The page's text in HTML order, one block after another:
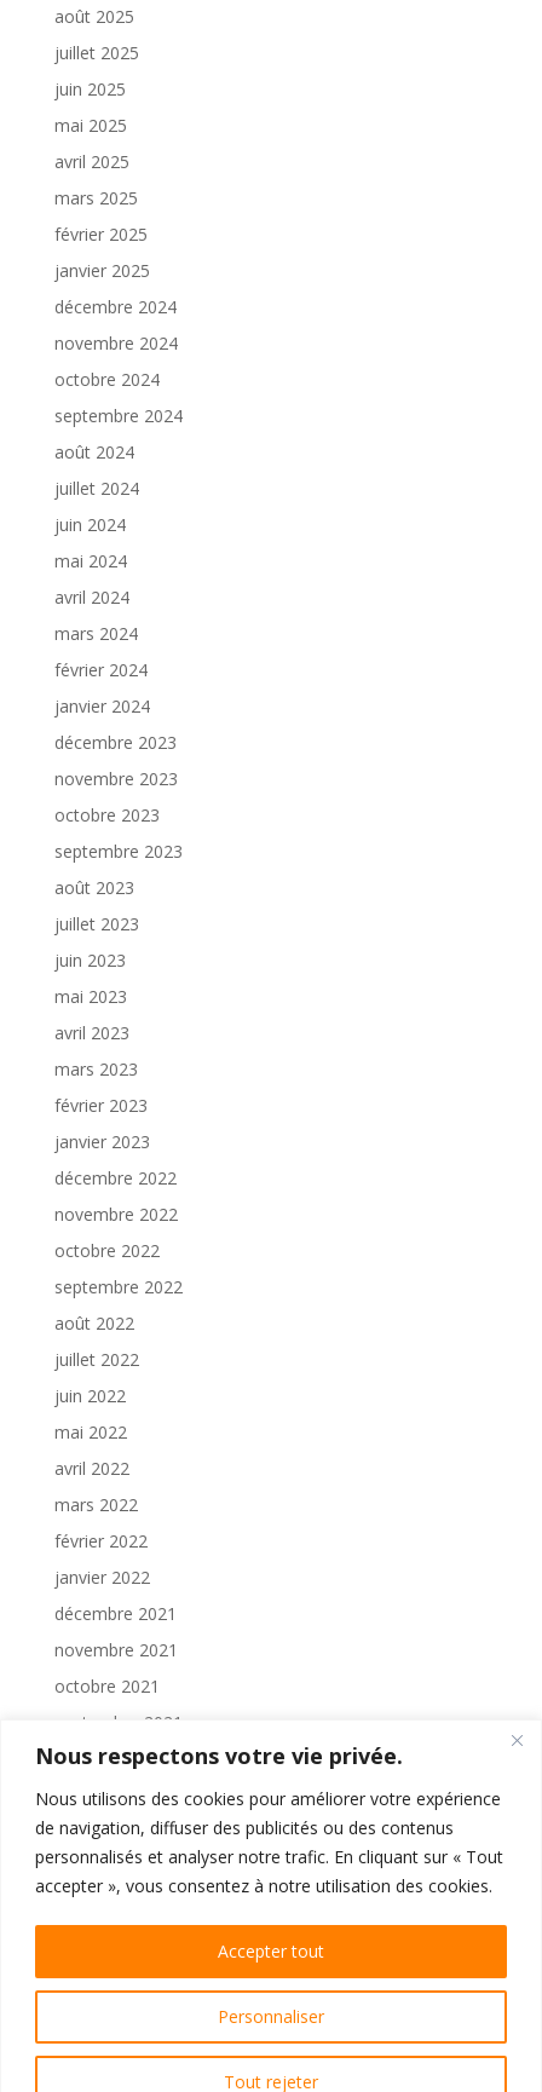
Nous respectons votre vie privée.
Nous utilisons des cookies pour améliorer votre expérience
de navigation, diffuser des publicités ou des contenus
personnalisés et analyser notre trafic. En cliquant sur « Tout
accepter », vous consentez à notre utilisation des cookies.
Personnaliser
Tout rejeter
Accepter tout
août 2025
juillet 2025
juin 2025
mai 2025
avril 2025
mars 2025
février 2025
janvier 2025
décembre 2024
novembre 2024
octobre 2024
septembre 2024
août 2024
juillet 2024
juin 2024
mai 2024
avril 2024
mars 2024
février 2024
janvier 2024
décembre 2023
novembre 2023
octobre 2023
septembre 2023
août 2023
juillet 2023
juin 2023
mai 2023
avril 2023
mars 2023
février 2023
janvier 2023
décembre 2022
novembre 2022
octobre 2022
septembre 2022
août 2022
juillet 2022
juin 2022
mai 2022
avril 2022
mars 2022
février 2022
janvier 2022
décembre 2021
novembre 2021
octobre 2021
septembre 2021
août 2021
juillet 2021
juin 2021
mai 2021